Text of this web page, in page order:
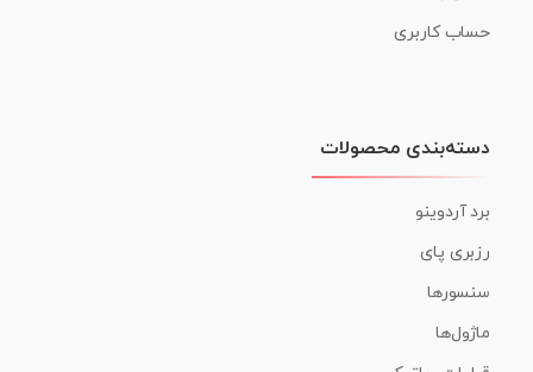
حساب کاربری
دسته‌بندی محصولات
برد آردوینو
رزبری پای
سنسورها
ماژول‌ها